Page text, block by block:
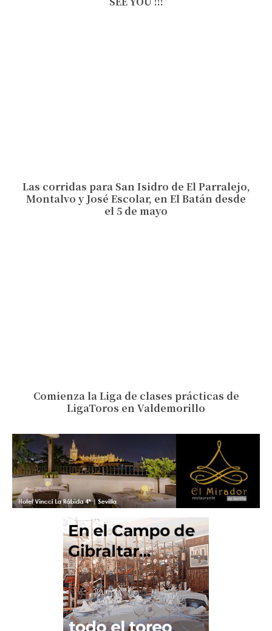
Las corridas para San Isidro de El Parralejo,
Montalvo y José Escolar, en El Batán desde
el 5 de mayo
Comienza la Liga de clases prácticas de
LigaToros en Valdemorillo